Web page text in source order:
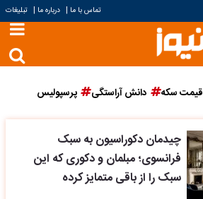
تماس با ما | درباره ما | تبلیغات
قیمت سکه دانش آراستگی پرسپولیس
چیدمان دکوراسیون به سبک
فرانسوی؛ مبلمان و دکوری که این
سبک را از باقی متمایز کرده